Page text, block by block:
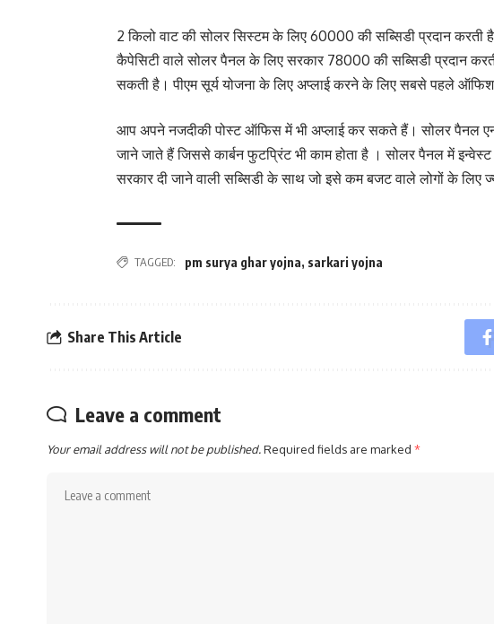
2 किलो वाट की सोलर सिस्टम के लिए 60000 की सब्सिडी प्रदान
कैपेसिटी वाले सोलर पैनल के लिए सरकार 78000 की सब्सिडी प्रदान
सकती है। पीएम सूर्य योजना के लिए अप्लाई करने के लिए सबसे पहले
आप अपने नजदीकी पोस्ट ऑफिस में भी अप्लाई कर सकते हैं। सोलर पैनल
जाने जाते हैं जिससे कार्बन फुटप्रिंट भी काम होता है । सोलर पैनल में
सरकार दी जाने वाली सब्सिडी के साथ जो इसे कम बजट वाले लोगों के लिए
TAGGED: pm surya ghar yojna, sarkari yojna
Share This Article
Leave a comment
Your email address will not be published.Required fields are marked *